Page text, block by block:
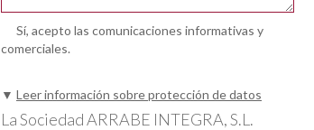
Sí, acepto las comunicaciones informativas y
comerciales.
▼ Leer información sobre protección de datos
La Sociedad ARRABE INTEGRA, S.L.